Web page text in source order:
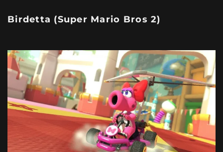
Birdetta (Super Mario Bros 2)